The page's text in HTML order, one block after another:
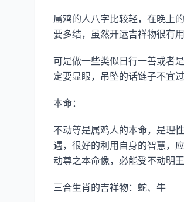
属鸡的人八字比较轻，在晚上
要多结，虽然开运吉祥物很有
可是做一些类似日行一善或者
定要显眼，吊坠的话链子不宜
本命：
不动尊是属鸡人的本命，是理
遇，很好的利用自身的智慧，
动尊之本命像，必能受不动明
三合生肖的吉祥物：蛇、牛